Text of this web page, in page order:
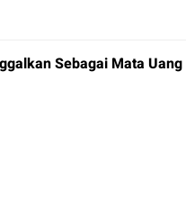
Sebagai Mata Uang